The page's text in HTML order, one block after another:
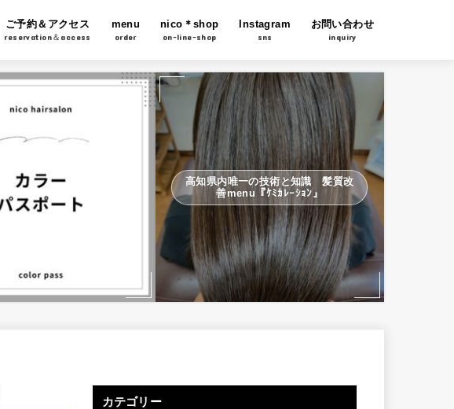
ご予約＆アクセス
reservation＆access
menu
order
nico＊shop
on-line-shop
Instagram
sns
お問い合わせ
inquiry
高知県内唯一の技術と知識 髪質改
善menu『ｹﾐｶﾚｰｼｮﾝ』
カテゴリー